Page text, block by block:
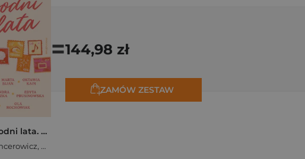
Osiem tygodni lata. Opowiadania na wakacje
, Marta Bijan
=144,98 zł
ZAMÓW ZESTAW